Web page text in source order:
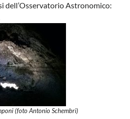
dell’Osservatorio Astronomico:
(foto Antonio Schembri)